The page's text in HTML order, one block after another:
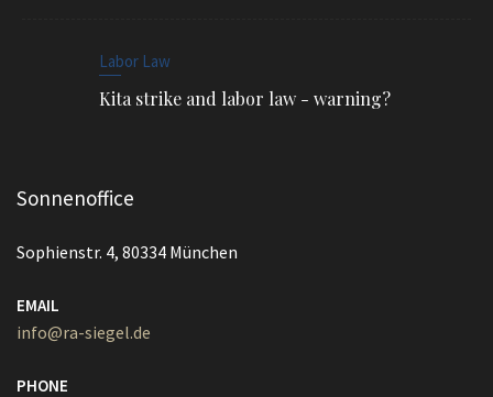
Labor Law
Kita strike and labor law - warning?
Sonnenoffice
Sophienstr. 4, 80334 München
EMAIL
info@ra-siegel.de
PHONE